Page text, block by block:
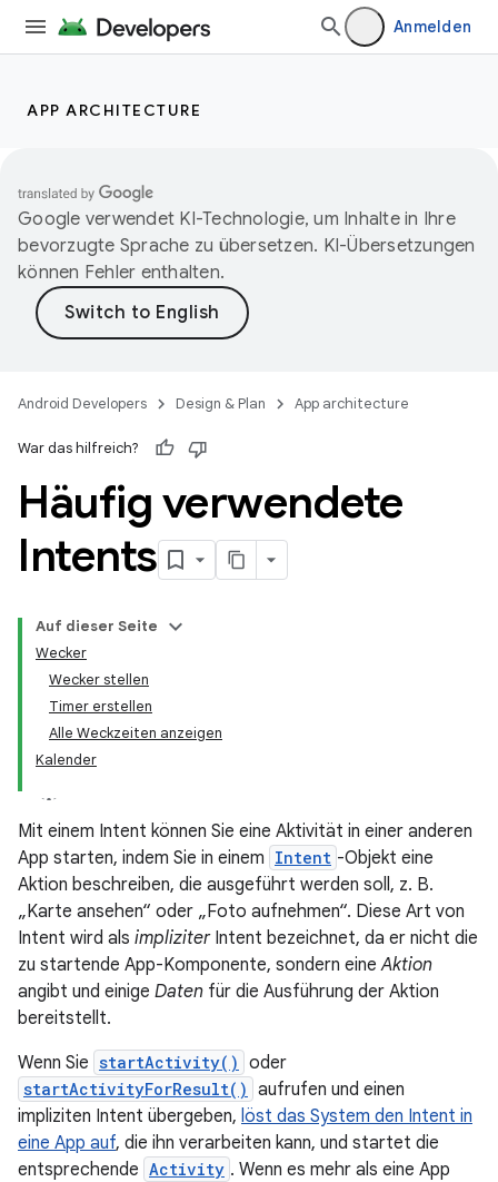
Anmelden
APP ARCHITECTURE
Google verwendet KI-Technologie, um Inhalte in Ihre
bevorzugte Sprache zu übersetzen. KI-Übersetzungen
können Fehler enthalten.
Android Developers Design & Plan App architecture
War das hilfreich?
Häufig verwendete
Intents
Auf dieser Seite
Wecker
Wecker stellen
Timer erstellen
Alle Weckzeiten anzeigen
Kalender
Mit einem Intent können Sie eine Aktivität in einer anderen
App starten, indem Sie in einem Intent -Objekt eine
Aktion beschreiben, die ausgeführt werden soll, z. B.
„Karte ansehen“ oder „Foto aufnehmen“. Diese Art von
Intent wird als impliziterIntent bezeichnet, da er nicht die
zu startende App-Komponente, sondern eineAktion
angibt und einige Daten für die Ausführung der Aktion
bereitstellt.
Wenn Sie startActivity() oder
startActivityForResult() aufrufen und einen
impliziten Intent übergeben, löst das System den Intent in
eine App auf, die ihn verarbeiten kann, und startet die
entsprechende Activity . Wenn es mehr als eine App